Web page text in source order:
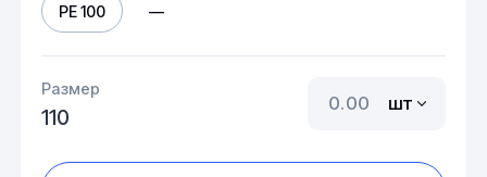
PE 100 —
Размер
110
шт